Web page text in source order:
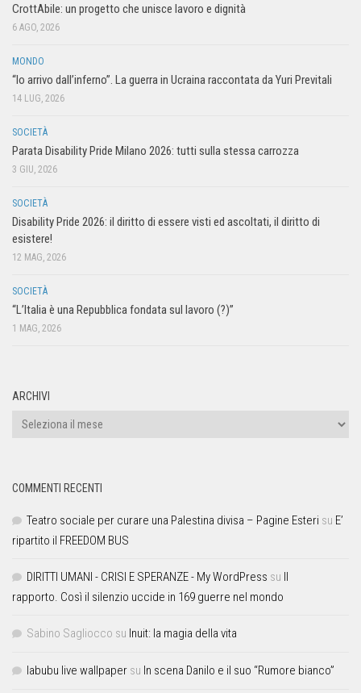
CrottAbile: un progetto che unisce lavoro e dignità
6 AGO, 2026
MONDO
“Io arrivo dall’inferno”. La guerra in Ucraina raccontata da Yuri Previtali
14 LUG, 2026
SOCIETÀ
Parata Disability Pride Milano 2026: tutti sulla stessa carrozza
3 GIU, 2026
SOCIETÀ
Disability Pride 2026: il diritto di essere visti ed ascoltati, il diritto di
esistere!
12 MAG, 2026
SOCIETÀ
“L’Italia è una Repubblica fondata sul lavoro (?)”
1 MAG, 2026
ARCHIVI
COMMENTI RECENTI
Teatro sociale per curare una Palestina divisa – Pagine Esteri su E’
ripartito il FREEDOM BUS
DIRITTI UMANI - CRISI E SPERANZE - My WordPress su Il
rapporto. Così il silenzio uccide in 169 guerre nel mondo
Sabino Sagliocco su Inuit: la magia della vita
labubu live wallpaper su In scena Danilo e il suo “Rumore bianco”